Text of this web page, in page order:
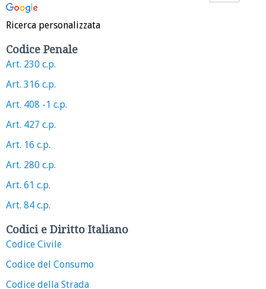
Ricerca personalizzata
Codice Penale
Art. 230 c.p.
Art. 316 c.p.
Art. 408 -1 c.p.
Art. 427 c.p.
Art. 16 c.p.
Art. 280 c.p.
Art. 61 c.p.
Art. 84 c.p.
Codici e Diritto Italiano
Codice Civile
Codice del Consumo
Codice della Strada